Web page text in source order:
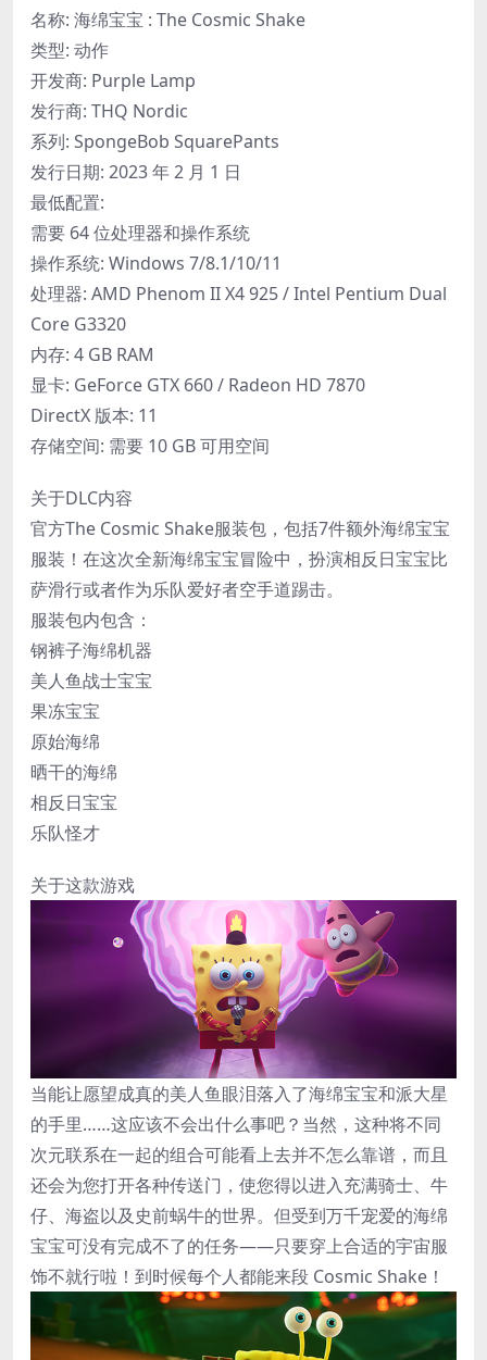
名称: 海绵宝宝 : The Cosmic Shake
类型: 动作
开发商: Purple Lamp
发行商: THQ Nordic
系列: SpongeBob SquarePants
发行日期: 2023 年 2 月 1 日
最低配置:
需要 64 位处理器和操作系统
操作系统: Windows 7/8.1/10/11
处理器: AMD Phenom II X4 925 / Intel Pentium Dual
Core G3320
内存: 4 GB RAM
显卡: GeForce GTX 660 / Radeon HD 7870
DirectX 版本: 11
存储空间: 需要 10 GB 可用空间
关于DLC内容
官方The Cosmic Shake服装包，包括7件额外海绵宝宝
服装！在这次全新海绵宝宝冒险中，扮演相反日宝宝比
萨滑行或者作为乐队爱好者空手道踢击。
服装包内包含：
钢裤子海绵机器
美人鱼战士宝宝
果冻宝宝
原始海绵
晒干的海绵
相反日宝宝
乐队怪才
关于这款游戏
当能让愿望成真的美人鱼眼泪落入了海绵宝宝和派大星
的手里……这应该不会出什么事吧？当然，这种将不同
次元联系在一起的组合可能看上去并不怎么靠谱，而且
还会为您打开各种传送门，使您得以进入充满骑士、牛
仔、海盗以及史前蜗牛的世界。但受到万千宠爱的海绵
宝宝可没有完成不了的任务——只要穿上合适的宇宙服
饰不就行啦！到时候每个人都能来段 Cosmic Shake！